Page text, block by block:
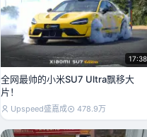
17:38
全网最帅的小米SU7 Ultra飘移大
片！
Upspeed盛嘉成 478.9万